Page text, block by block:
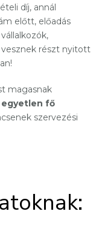
díj, annál
előtt, előadás
vesznek részt nyitott
magasnak
egyetlen fő
szervezési